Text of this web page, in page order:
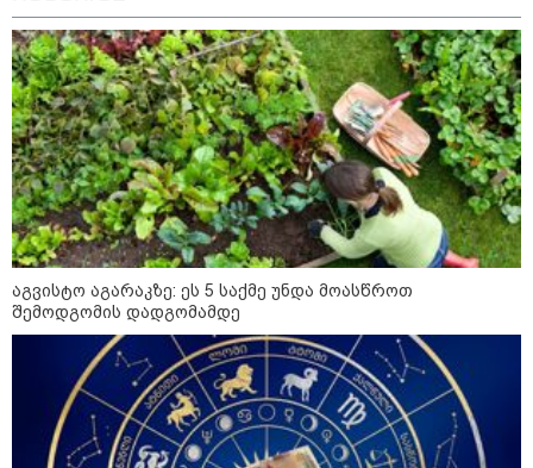
12:34 / 08-08-2026
რას აცხადებს ირაკლი კობახიძე
ელექტროენერგიის რამდენჯერმე
გათიშვასთან დაკავშირებით?
19:32 / 08-08-2026
"სიმბოლურია, რომ კობახიძის
მოღალატეობრივი განცხადება
საქართველოს
თავისუფლებისთვის შეწირული
გმირების მემორიალზე
გაკეთდა" - "ნაციონალური
მოძრაობა"
19:03 / 08-08-2026
"მკაცრად ვგმობთ ირაკლი
კობახიძის განცხადებას" -
"კოალიცია ცვლილებისთვის"
აგვისტო აგარაკზე: ეს 5 საქმე უნდა მოასწროთ
შემოდგომის დადგომამდე